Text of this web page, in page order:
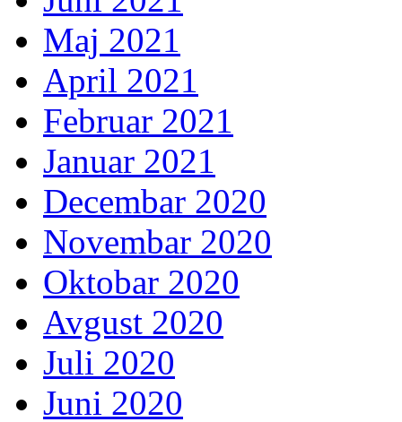
Maj 2021
April 2021
Februar 2021
Januar 2021
Decembar 2020
Novembar 2020
Oktobar 2020
Avgust 2020
Juli 2020
Juni 2020